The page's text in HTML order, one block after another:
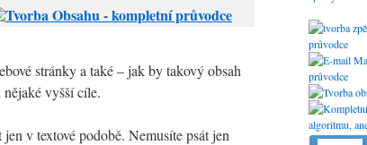
stránky a také – jak by takový obsah
vyšší cíle.
v textové podobě. Nemusíte psát jen